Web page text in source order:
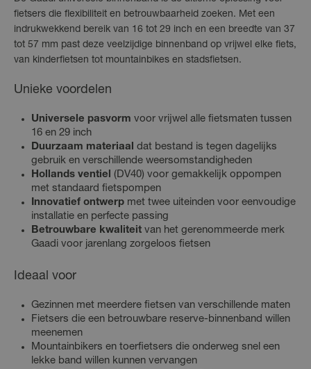
fietsers die flexibiliteit en betrouwbaarheid zoeken. Met een
indrukwekkend bereik van 16 tot 29 inch en een breedte van 37
tot 57 mm past deze veelzijdige binnenband op vrijwel elke fiets,
van kinderfietsen tot mountainbikes en stadsfietsen.
Unieke voordelen
Universele pasvorm voor vrijwel alle fietsmaten tussen
16 en 29 inch
Duurzaam materiaal dat bestand is tegen dagelijks
gebruik en verschillende weersomstandigheden
Hollands ventiel (DV40) voor gemakkelijk oppompen
met standaard fietspompen
Innovatief ontwerp met twee uiteinden voor eenvoudige
installatie en perfecte passing
Betrouwbare kwaliteit van het gerenommeerde merk
Gaadi voor jarenlang zorgeloos fietsen
Ideaal voor
Gezinnen met meerdere fietsen van verschillende maten
Fietsers die een betrouwbare reserve-binnenband willen
meenemen
Mountainbikers en toerfietsers die onderweg snel een
lekke band willen kunnen vervangen